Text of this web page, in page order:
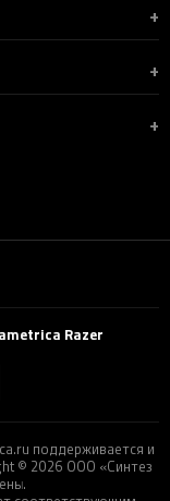
+
+
+
Razer
поддерживается и
© 2026 ООО «Синтез